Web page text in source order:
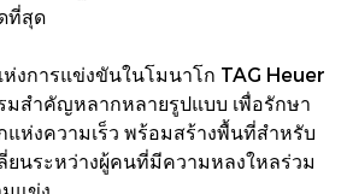
ที่สุด
งการแข่งขันในโมนาโก TAG Heuer
มสำคัญหลากหลายรูปแบบ เพื่อรักษา
แห่งความเร็ว พร้อมสร้างพื้นที่สำหรับ
ยนระหว่างผู้คนที่มีความหลงใหลร่วม
แข่ง